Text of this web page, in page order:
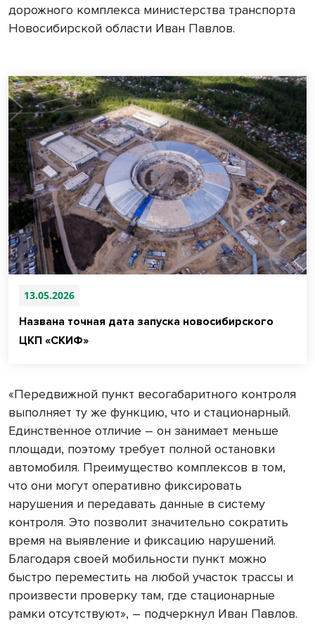
дорожного комплекса министерства транспорта
Новосибирской области Иван Павлов.
13.05.2026
Названа точная дата запуска новосибирского
ЦКП «СКИФ»
«Передвижной пункт весогабаритного контроля
выполняет ту же функцию, что и стационарный.
Единственное отличие – он занимает меньше
площади, поэтому требует полной остановки
автомобиля. Преимущество комплексов в том,
что они могут оперативно фиксировать
нарушения и передавать данные в систему
контроля. Это позволит значительно сократить
время на выявление и фиксацию нарушений.
Благодаря своей мобильности пункт можно
быстро переместить на любой участок трассы и
произвести проверку там, где стационарные
рамки отсутствуют», – подчеркнул Иван Павлов.